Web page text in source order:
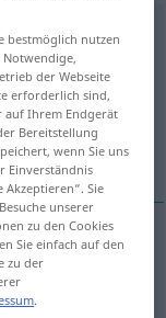
antippen)
bestmöglich nutzen
der Webseite
erforderlich sind,
auf Ihrem Endgerät
Bereitstellung
wenn Sie uns
Einverständnis
Akzeptieren“. Sie
unserer
zu den Cookies
Sie einfach auf den
zu der
.